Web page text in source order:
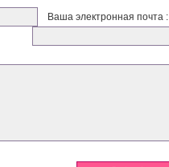
Ваша электронная почта :